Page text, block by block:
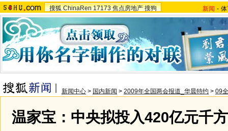
搜狐 ChinaRen 17173 焦点房地产 搜狗 新闻 -
新闻中心 > 国内新闻 > 2009年全国两会报道_华晨特约 > 09
温家宝：中央拟投入420亿元千